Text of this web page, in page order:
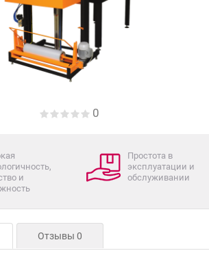
0
и
Простота в
эксплуатации и
обслуживании
Отзывы 0